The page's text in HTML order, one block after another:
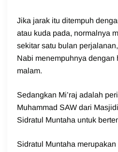
Jika jarak itu ditempuh
atau kuda pada, normalnya
sekitar satu bulan
Nabi menempuhnya dengan
malam.
Sedangkan Mi’raj adalah
Muhammad SAW dari
Sidratul Muntaha untuk
Sidratul Muntaha